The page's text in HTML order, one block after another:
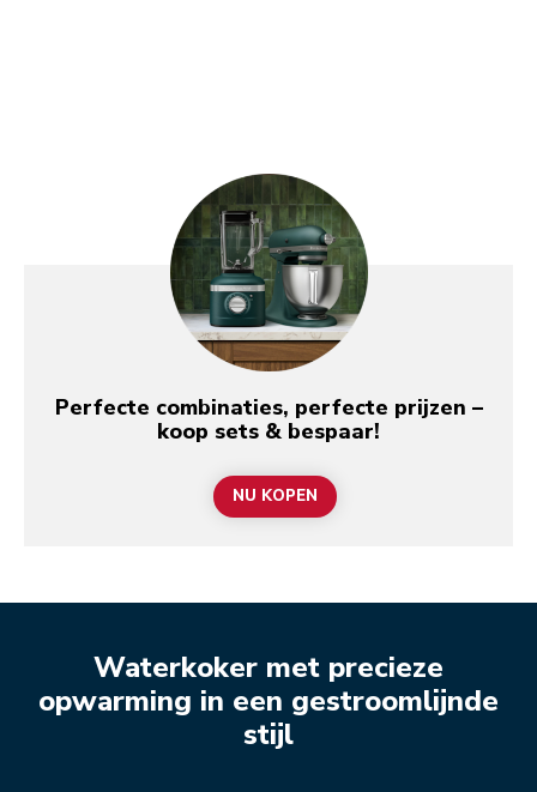
Perfecte combinaties, perfecte prijzen –
koop sets & bespaar!
NU KOPEN
Waterkoker met precieze
opwarming in een gestroomlijnde
stijl